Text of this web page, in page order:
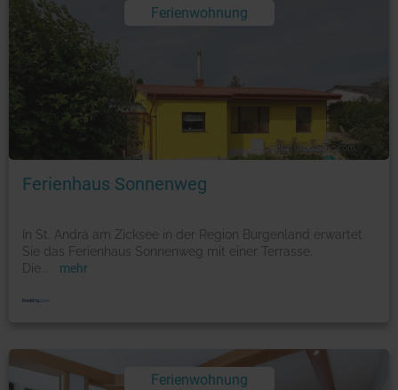
Ferienwohnung
Foto: © booking.com
Ferienhaus Sonnenweg
In St. Andrä am Zicksee in der Region Burgenland erwartet
Sie das Ferienhaus Sonnenweg mit einer Terrasse.
Die
mehr
Ferienwohnung